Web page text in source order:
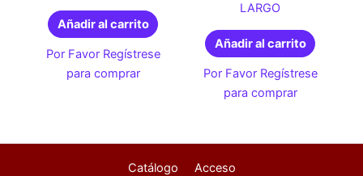
Añadir al carrito
Por Favor Regístrese
para comprar
LARGO
Añadir al carrito
Por Favor Regístrese
para comprar
Catálogo Acceso